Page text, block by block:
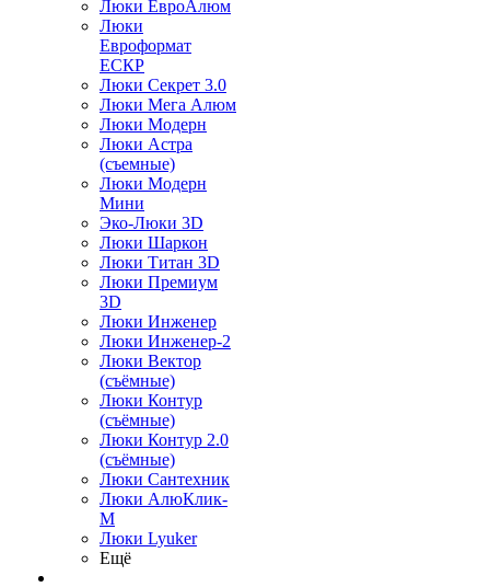
Люки ЕвроАлюм
Люки
Евроформат
ЕСКР
Люки Секрет 3.0
Люки Мега Алюм
Люки Модерн
Люки Астра
(съемные)
Люки Модерн
Мини
Эко-Люки 3D
Люки Шаркон
Люки Титан 3D
Люки Премиум
3D
Люки Инженер
Люки Инженер-2
Люки Вектор
(съёмные)
Люки Контур
(съёмные)
Люки Контур 2.0
(съёмные)
Люки Сантехник
Люки АлюКлик-
М
Люки Lyuker
Ещё